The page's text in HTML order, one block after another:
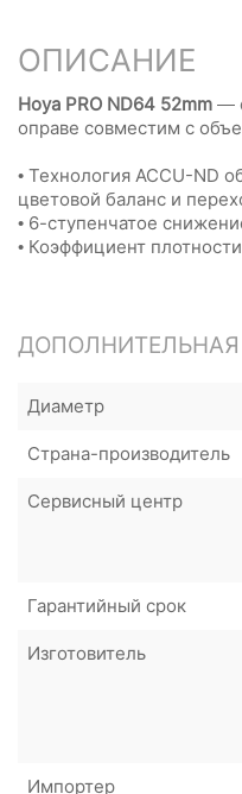
ОПИСАНИЕ
Hoya PRO ND64 52mm —
оправе совместим с
• Технология ACCU-ND
цветовой баланс и
• 6-ступенчатое
• Коэффициент
Диаметр
Страна-производитель
Сервисный центр
Гарантийный срок
Изготовитель
Импортер